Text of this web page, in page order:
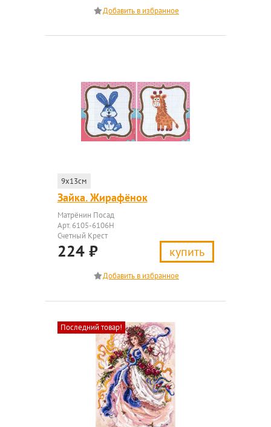
9x13см
Зайка. Жирафёнок
Матрёнин Посад
Арт. 6105-6106Н
Счетный Крест
224 ₽ купить
Последний товар!